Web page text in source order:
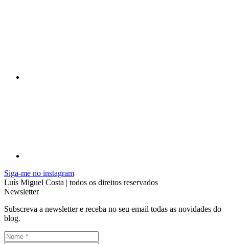
Siga-me no instagram
Luís Miguel Costa | todos os direitos reservados
Newsletter
Subscreva a newsletter e receba no seu email todas as novidades do
blog.